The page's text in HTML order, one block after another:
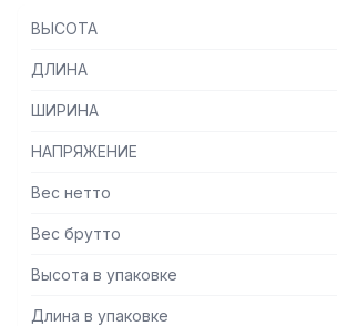
обзор товара
– Световая панель с баннером сверху
– Подогрев по типу паровой бани
– Электромеханическая система
– Термостат регулирования
– Подъемные передние и задние
– 4 регулируемые ножки
ВЫСОТА
ДЛИНА
ШИРИНА
НАПРЯЖЕНИЕ
Вес нетто
Вес брутто
Высота в упаковке
Длина в упаковке